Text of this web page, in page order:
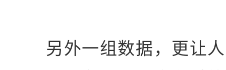
另外一组数据，更让人